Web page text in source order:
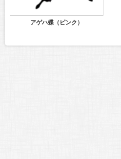
アゲハ蝶（ピンク）